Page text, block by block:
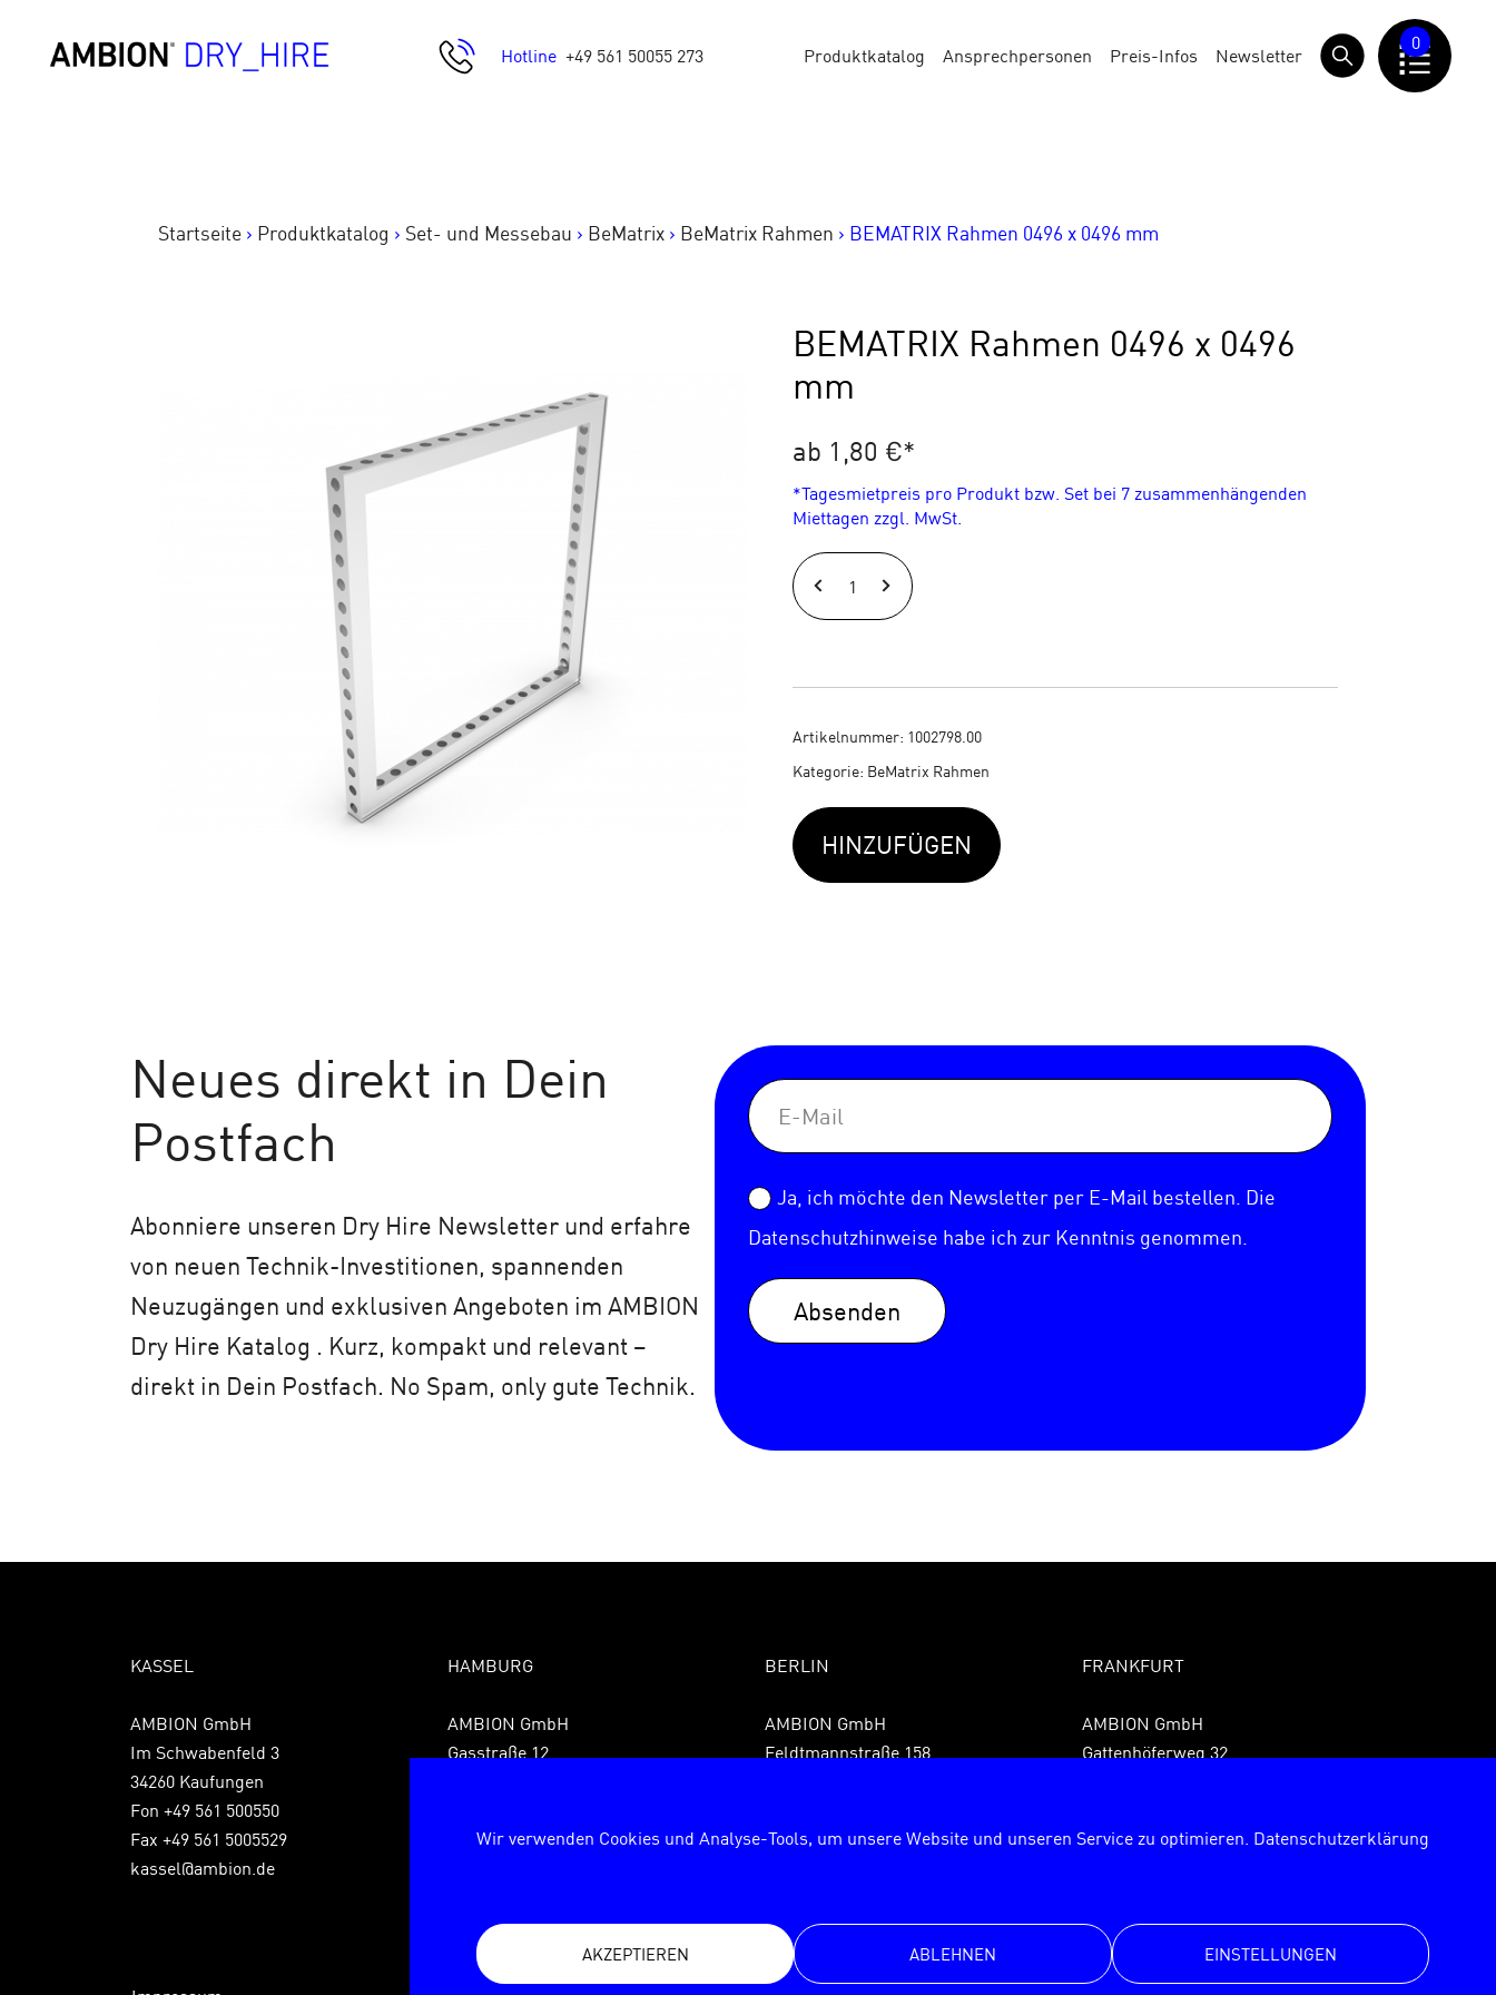
Wir verwenden Cookies und Analyse-Tools, um unsere Website und unseren Service zu optimieren. Datenschutzerklärung
AKZEPTIEREN ABLEHNEN EINSTELLUNGEN
Hotline+49 561 50055 273 Produktkatalog Ansprechpersonen Preis-Infos Newsletter
0
Startseite > Produktkatalog > Set- und Messebau > BeMatrix > BeMatrix Rahmen > BEMATRIX Rahmen 0496 x 0496 mm
BEMATRIX Rahmen 0496 x 0496
mm
ab 1,80 €*
*Tagesmietpreis pro Produkt bzw. Set bei 7 zusammenhängenden
Miettagen zzgl. MwSt.
BEMATRIX
Rahmen
x
0496
mm
Menge
Artikelnummer: 1002798.00
Kategorie: BeMatrix Rahmen
HINZUFÜGEN
Neues direkt in Dein
Postfach
Abonniere unseren Dry Hire Newsletter und erfahre
von neuen Technik-Investitionen, spannenden
Neuzugängen und exklusiven Angeboten im AMBION
Dry Hire Katalog . Kurz, kompakt und relevant –
direkt in Dein Postfach. No Spam, only gute Technik.
Ja, ich möchte den Newsletter per E-Mail bestellen. Die
Datenschutzhinweise habe ich zur Kenntnis genommen.
Absenden
KASSEL
AMBION GmbH
Im Schwabenfeld 3
34260 Kaufungen
Fon +49 561 500550
Fax +49 561 5005529
kassel@ambion.de
HAMBURG
AMBION GmbH
Gasstraße 12
Fax +49 40 8550758599
BERLIN
AMBION GmbH
Feldtmannstraße 158
Fax +49 30 726278429
FRANKFURT
AMBION GmbH
Gattenhöferweg 32
Fax +49 6171 9891529
© AMBION GmbH 2026